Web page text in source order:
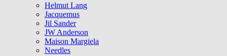
Helmut Lang
Jacquemus
Jil Sander
JW Anderson
Maison Margiela
Needles